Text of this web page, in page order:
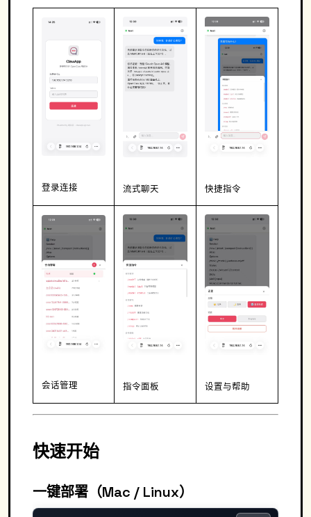
登录连接 流式聊天 快捷指令
会话管理 指令面板 设置与帮助
快速开始
一键部署（Mac / Linux）